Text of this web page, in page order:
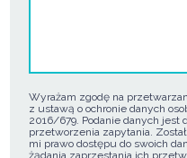
Wyrażam zgodę na
z ustawą o ochronie danych
2016/679. Podanie danych jest
przetworzenia zapytania.
mi prawo dostępu do swoich
żądania zaprzestania ich